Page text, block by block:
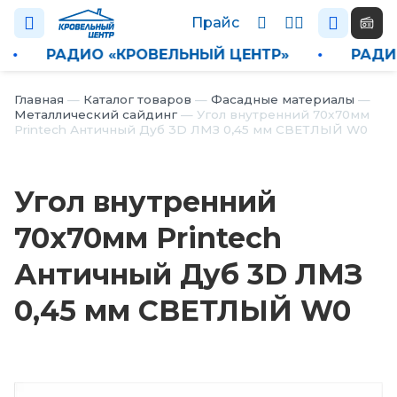
Каталог
й
с
Н
о
в
о
с
Прайс
РАДИО «КРОВЕЛЬНЫЙ ЦЕНТР»
Главная — Каталог товаров — Фасадные материалы —
Металлический сайдинг — Угол внутренний 70x70мм
Printech Античный Дуб 3D ЛМЗ 0,45 мм СВЕТЛЫЙ W0
Угол внутренний
70x70мм Printech
Античный Дуб 3D ЛМЗ
0,45 мм СВЕТЛЫЙ W0